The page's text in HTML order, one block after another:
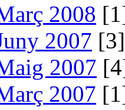
2008
2007 [3]
2007
2007